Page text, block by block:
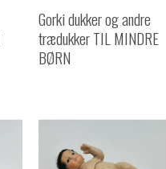
Gorki dukker og andre
trædukker TIL MINDRE
BØRN